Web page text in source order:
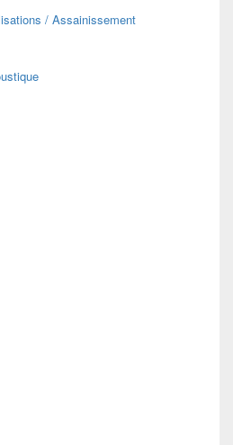
/ Assainissement